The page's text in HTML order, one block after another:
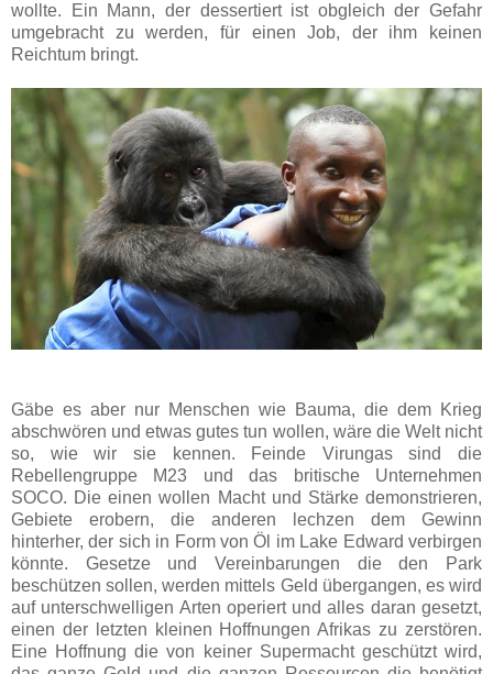
wollte. Ein Mann, der dessertiert ist obgleich der Gefahr
umgebracht zu werden, für einen Job, der ihm keinen
Reichtum bringt.
Gäbe es aber nur Menschen wie Bauma, die dem Krieg
abschwören und etwas gutes tun wollen, wäre die Welt nicht
so, wie wir sie kennen. Feinde Virungas sind die
Rebellengruppe M23 und das britische Unternehmen
SOCO. Die einen wollen Macht und Stärke demonstrieren,
Gebiete erobern, die anderen lechzen dem Gewinn
hinterher, der sich in Form von Öl im Lake Edward verbirgen
könnte. Gesetze und Vereinbarungen die den Park
beschützen sollen, werden mittels Geld übergangen, es wird
auf unterschwelligen Arten operiert und alles daran gesetzt,
einen der letzten kleinen Hoffnungen Afrikas zu zerstören.
Eine Hoffnung die von keiner Supermacht geschützt wird,